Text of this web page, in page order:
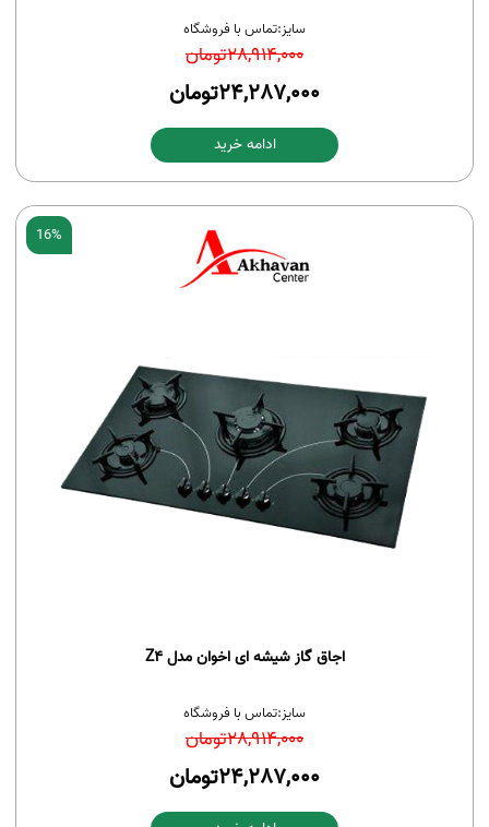
سایز:تماس با فروشگاه
28,914,000تومان
24,287,000تومان
ادامه خرید
16%
اجاق گاز شیشه ای اخوان مدل Z4
سایز:تماس با فروشگاه
28,914,000تومان
24,287,000تومان